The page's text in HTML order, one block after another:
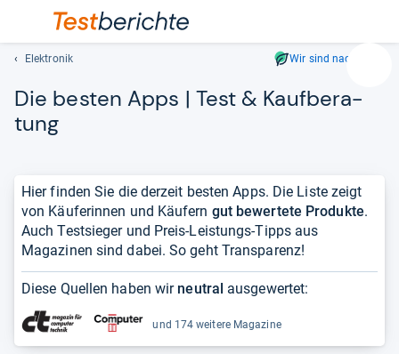
Geben
ein.
und
den
Elektronik Wir sind nachhaltig
Die bes­ten Apps | Test & Kauf­be­ra­
tung
Hier finden Sie die derzeit besten Apps. Die Liste zeigt
von Käuferinnen und Käufern gut bewertete Produkte.
Auch Testsieger und Preis-Leistungs-Tipps aus
Magazinen sind dabei. So geht Transparenz!
Diese Quellen haben wir neutral ausgewertet:
und 174 weitere Magazine